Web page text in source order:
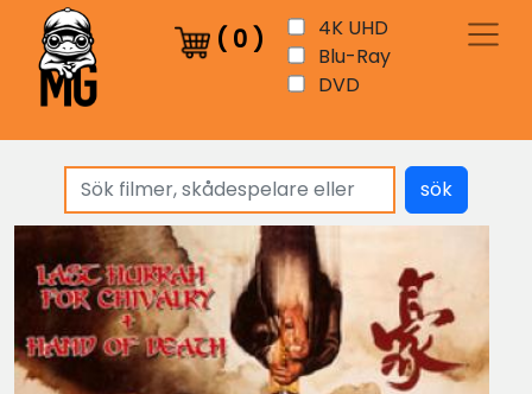
( 0 )
4K UHD
Blu-Ray
DVD
sök